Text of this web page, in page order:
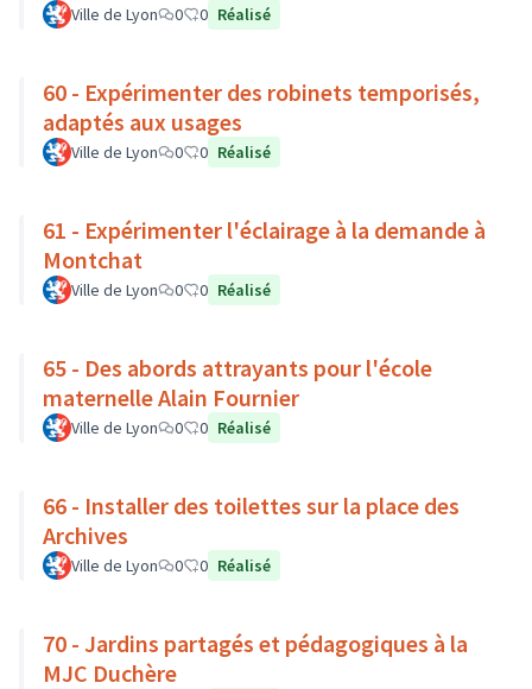
Ville de Lyon 0 0 Réalisé
60 - Expérimenter des robinets temporisés,
adaptés aux usages
Ville de Lyon 0 0 Réalisé
61 - Expérimenter l'éclairage à la demande à
Montchat
Ville de Lyon 0 0 Réalisé
65 - Des abords attrayants pour l'école
maternelle Alain Fournier
Ville de Lyon 0 0 Réalisé
66 - Installer des toilettes sur la place des
Archives
Ville de Lyon 0 0 Réalisé
70 - Jardins partagés et pédagogiques à la
MJC Duchère